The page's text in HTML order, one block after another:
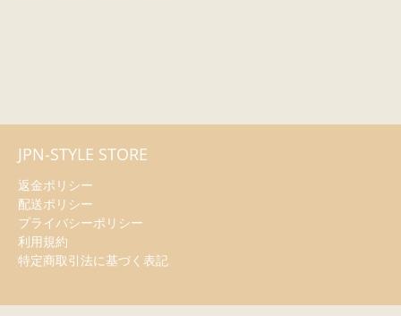
JPN-STYLE STORE
返金ポリシー
配送ポリシー
プライバシーポリシー
利用規約
特定商取引法に基づく表記